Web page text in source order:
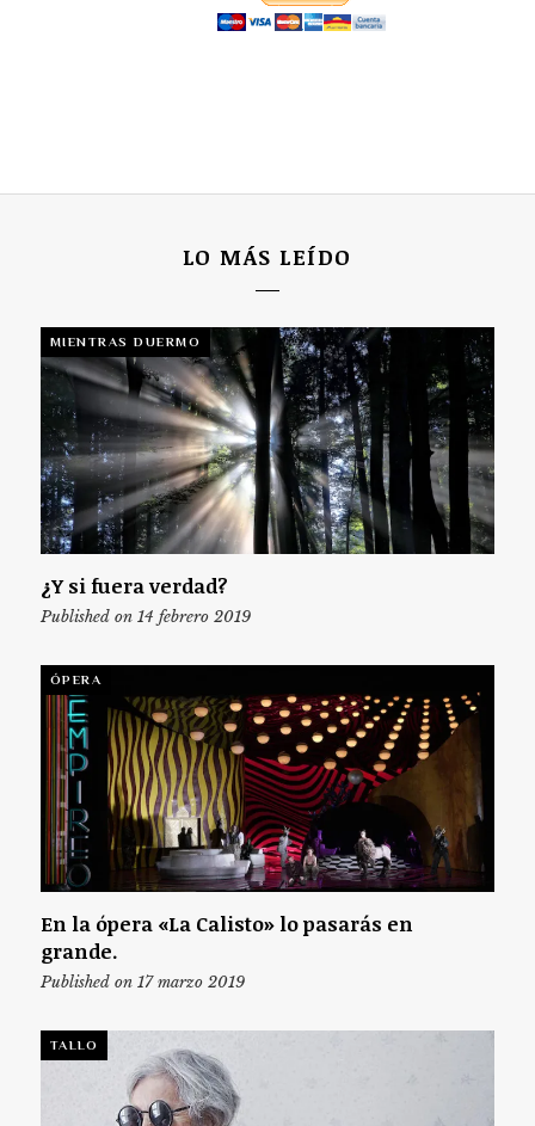
LO MÁS LEÍDO
MIENTRAS DUERMO
¿Y si fuera verdad?
Published on 14 febrero 2019
ÓPERA
En la ópera «La Calisto» lo pasarás en
grande.
Published on 17 marzo 2019
TALLO